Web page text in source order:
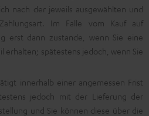
nach der jeweils ausgewählten und
Im Falle vom Kauf auf
erst dann zustande, wenn Sie eine
erhalten; spätestens jedoch, wenn Sie
innerhalb einer angemessen Frist
jedoch mit der Lieferung der
und Sie können diese über die